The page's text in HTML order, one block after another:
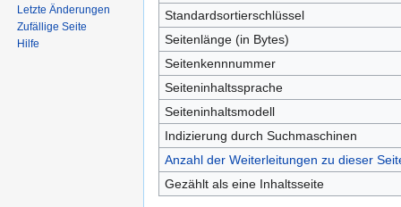
Standardsortierschlüssel
Seitenlänge (in Bytes)
Seitenkennnummer
Seiteninhaltssprache
Seiteninhaltsmodell
Indizierung durch Suchmaschinen
Anzahl der Weiterleitungen zu dieser
Gezählt als eine Inhaltsseite
Letzte Änderungen
Zufällige Seite
Hilfe